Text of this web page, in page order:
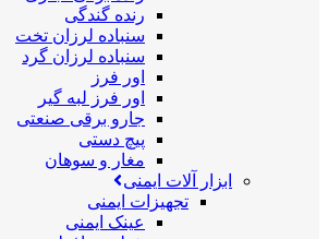
رنده گندگی
سنباده لرزان تخت
سنباده لرزان گرد
اور فرز
اور فرز لبه گیر
جارو برقی صنعتی
پیچ دستی
مغار و سوهان
ابزار آلات ایمنی
تجهیزات ایمنی
عینک ایمنی